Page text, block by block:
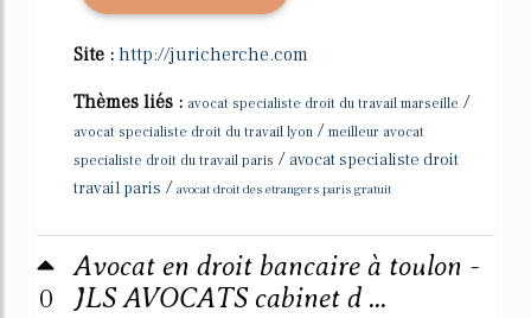
Site : http://juricherche.com
Thèmes liés : avocat specialiste droit du travail marseille /
avocat specialiste droit du travail lyon / meilleur avocat
specialiste droit du travail paris / avocat specialiste droit
travail paris / avocat droit des etrangers paris gratuit
0
Avocat en droit bancaire à toulon -
JLS AVOCATS cabinet d ...